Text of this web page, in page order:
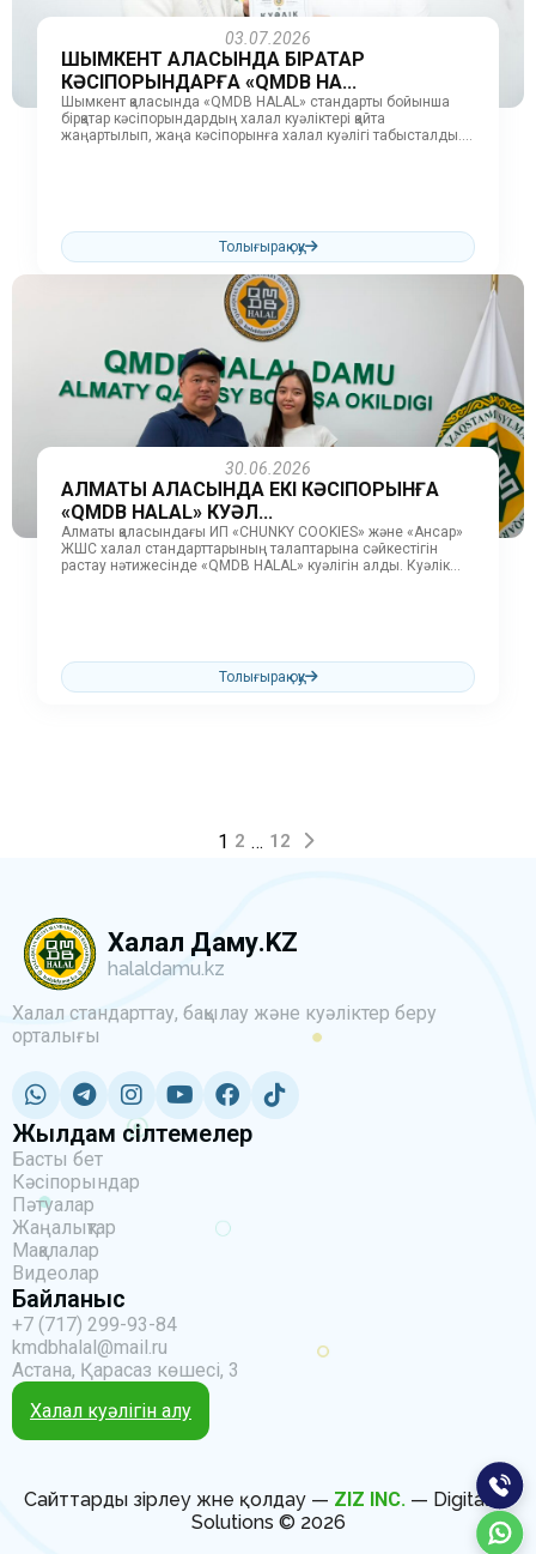
03.07.2026
ШЫМКЕНТ ҚАЛАСЫНДА БІРҚАТАР
КӘСІПОРЫНДАРҒА «QMDB HA...
Шымкент қаласында «QMDB HALAL» стандарты бойынша
бірқатар кәсіпорындардың халал куәліктері қайта
жаңартылып, жаңа кәсіпорынға халал куәлігі табысталды.
Толығырақ оқу
30.06.2026
АЛМАТЫ ҚАЛАСЫНДА ЕКІ КӘСІПОРЫНҒА
«QMDB HALAL» КУӘЛ...
Алматы қаласындағы ИП «CHUNKY COOKIES» және «Ансар»
ЖШС халал стандарттарының талаптарына сәйкестігін
растау нәтижесінде «QMDB HALAL» куәлігін алды. Куәлік
Толығырақ оқу
1 2 … 12
Халал Даму.KZ
halaldamu.kz
Халал стандарттау, бақылау және куәліктер беру
орталығы
Жылдам сілтемелер
Басты бет
Кәсіпорындар
Пәтуалар
Жаңалықтар
Мақалалар
Видеолар
Байланыс
+7 (717) 299-93-84
kmdbhalal@mail.ru
Астана, Қарасаз көшесі, 3
Халал куәлігін алу
Сайттарды әзірлеу және қолдау — ZIZ INC. — Digital IT
Solutions © 2026